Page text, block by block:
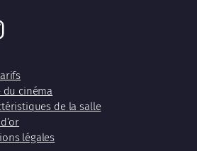
du cinéma
de la salle
légales